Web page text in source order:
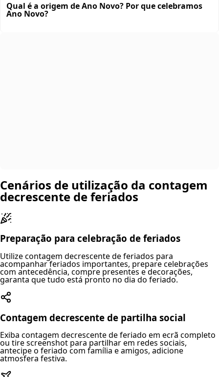
Qual é a origem de Ano Novo? Por que celebramos
Ano Novo?
Cenários de utilização da contagem
decrescente de feriados
Preparação para celebração de feriados
Utilize contagem decrescente de feriados para
acompanhar feriados importantes, prepare celebrações
com antecedência, compre presentes e decorações,
garanta que tudo está pronto no dia do feriado.
Contagem decrescente de partilha social
Exiba contagem decrescente de feriado em ecrã completo
ou tire screenshot para partilhar em redes sociais,
antecipe o feriado com família e amigos, adicione
atmosfera festiva.